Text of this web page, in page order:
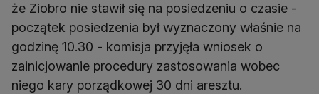
że Ziobro nie stawił się na posiedzeniu o czasie -
początek posiedzenia był wyznaczony właśnie na
godzinę 10.30 - komisja przyjęła wniosek o
zainicjowanie procedury zastosowania wobec
niego kary porządkowej 30 dni aresztu.